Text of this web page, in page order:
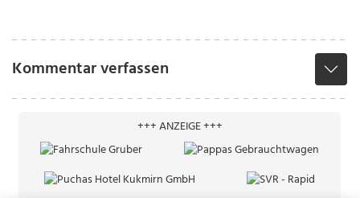
Kommentar verfassen
+++ ANZEIGE +++